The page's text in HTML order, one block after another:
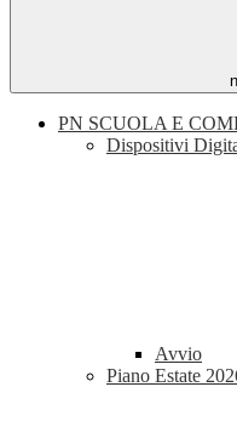
PN SCUOLA E
Dispositivi
Avvio
Piano Estate